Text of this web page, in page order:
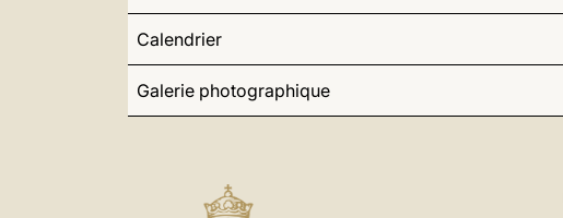
Calendrier
Galerie photographique